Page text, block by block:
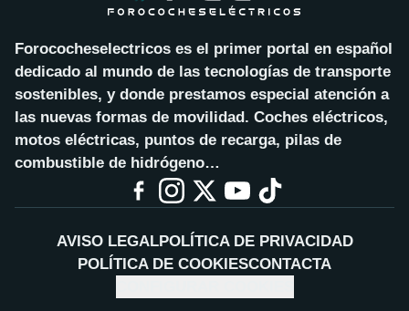
Forococheselectricos es el primer portal en español
dedicado al mundo de las tecnologías de transporte
sostenibles, y donde prestamos especial atención a
las nuevas formas de movilidad. Coches eléctricos,
motos eléctricas, puntos de recarga, pilas de
combustible de hidrógeno…
AVISO LEGALPOLÍTICA DE PRIVACIDAD
POLÍTICA DE COOKIESCONTACTA